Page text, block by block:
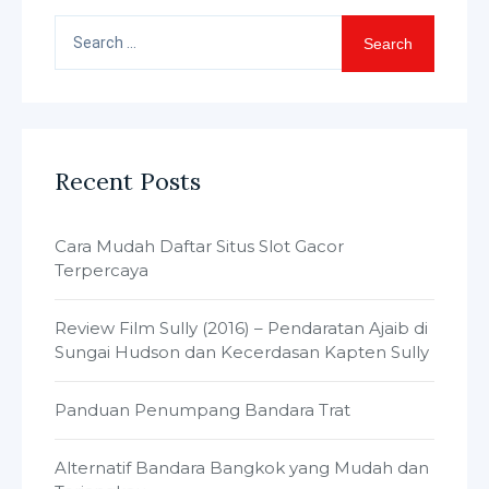
for:
Recent Posts
Cara Mudah Daftar Situs Slot Gacor
Terpercaya
Review Film Sully (2016) – Pendaratan Ajaib di
Sungai Hudson dan Kecerdasan Kapten Sully
Panduan Penumpang Bandara Trat
Alternatif Bandara Bangkok yang Mudah dan